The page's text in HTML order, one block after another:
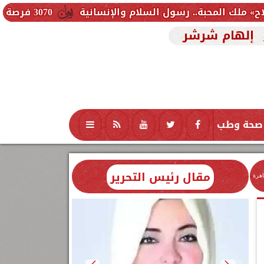
3070 فرصة عمل جديدة بالقطاع الخاص.. وظائف برواتب تصل إلى 9500 جنيه السلام والإنسانية
إلهام شرشر
صحة وطب تكنولوجيا منوعات محافظات
مقال رئيس التحرير